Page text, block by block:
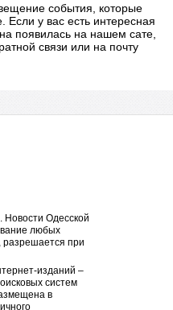
события, которые
у вас есть интересная
появилась на нашем сате,
связи или на почту
Новости Одесской
любых
при
изданий –
систем
в